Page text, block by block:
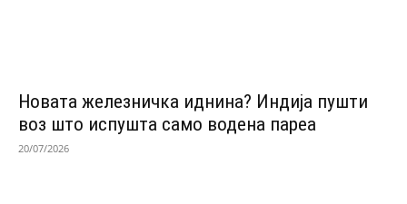
Новата железничка иднина? Индија пушти
воз што испушта само водена пареа
20/07/2026